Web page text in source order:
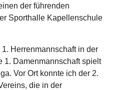
der führenden
Sporthalle Kapellenschule
Herrenmannschaft in der
1. Damenmannschaft spielt
Vor Ort konnte ich der 2.
die in der